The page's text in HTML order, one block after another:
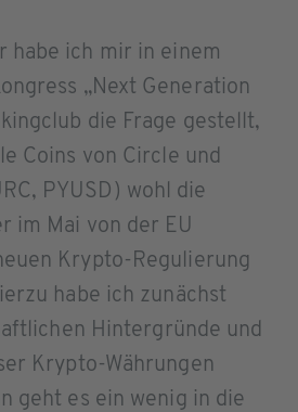
habe ich mir in einem
„Next Generation
die Frage gestellt,
Coins von Circle und
PYUSD) wohl die
im Mai von der EU
Krypto-Regulierung
habe ich zunächst
Hintergründe und
Krypto-Währungen
geht es ein wenig in die